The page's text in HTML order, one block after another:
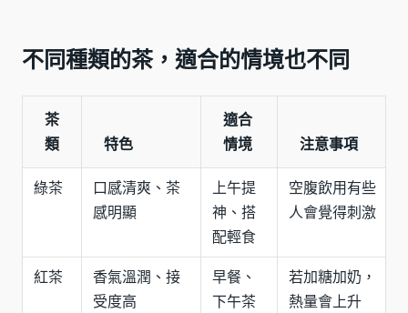
不同種類的茶，適合的情境也不同
茶
類
特色
適合
情境
注意事項
綠茶
口感清爽、茶
感明顯
上午提
神、搭
配輕食
空腹飲用有些
人會覺得刺激
紅茶
香氣溫潤、接
受度高
早餐、
下午茶
若加糖加奶，
熱量會上升